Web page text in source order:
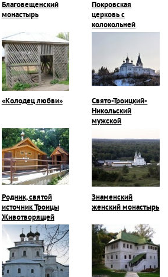
Благовещенский
монастырь
Покровская
церковь с
колокольней
«Колодец любви»
Свято-Троицкий-
Никольский
мужской
Родник, святой
источник Троицы
Животворящей
Знаменский
женский монастырь